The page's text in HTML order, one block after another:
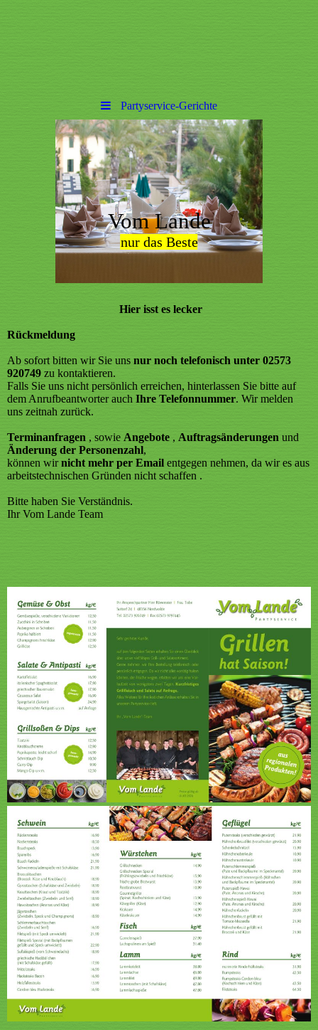
Partyservice-Gerichte
Vom Lande
nur das Beste
Hier isstes lecker
Rückmeldung
Ab sofort bitten wir Sie uns nur noch telefonisch unter 02573
920749 zu kontaktieren.
Falls Sie uns nicht persönlich erreichen, hinterlassen Sie bitte auf
dem Anrufbeantworter auch Ihre Telefonnummer. Wir melden
uns zeitnah zurück.
Terminanfragen , sowie Angebote , Auftragsänderungen und
Änderung der Personenzahl,
können wirnicht mehr per Email entgegen nehmen, da wir es aus
arbeitstechnischen Gründen nicht schaffen .
Bitte haben Sie Verständnis.
Ihr Vom Lande Team